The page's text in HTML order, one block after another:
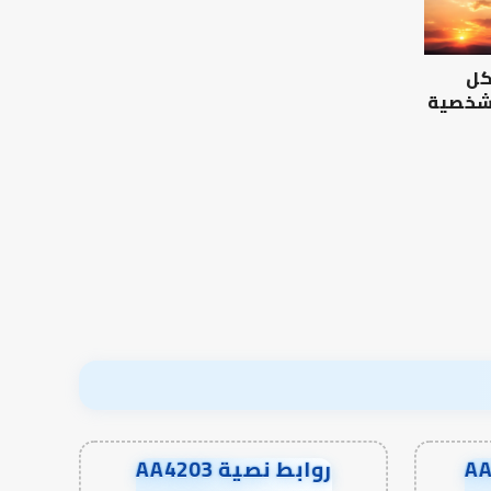
التربوي
والطفولة
المبكرة
..
كيف
شخصية
روابط نصية AA4203